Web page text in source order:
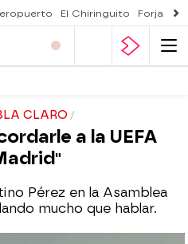
El Chiringuito Forjado
CLARO
a la UEFA
Pérez en la Asamblea
mucho que hablar.